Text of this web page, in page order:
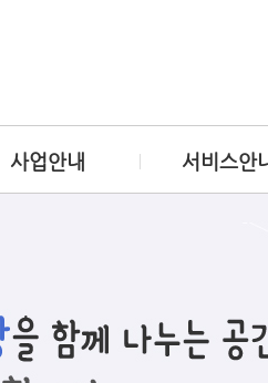
사업안내 서비스안